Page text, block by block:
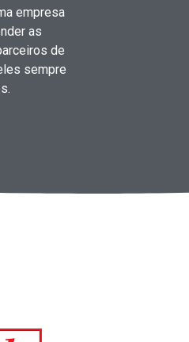
empresa
as
de
sempre